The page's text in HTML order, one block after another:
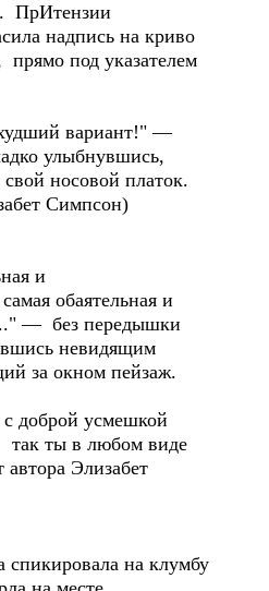
ПрИтензии
надпись на криво
под указателем
вариант!" —
улыбнувшись,
носовой платок.
Симпсон)
и
обаятельная и
— без передышки
невидящим
за окном пейзаж.
усмешкой
ты в любом виде
Элизабет
на клумбу